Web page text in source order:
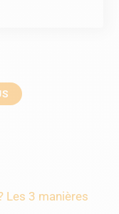
Les 3 manières